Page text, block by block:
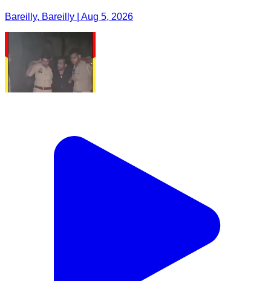
Bareilly, Bareilly | Aug 5, 2026